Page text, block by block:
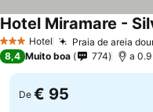
3 EstrelasHotel Praia de areia
Hotel Miramare -
8,4 Muito boa 774 a
De € 95